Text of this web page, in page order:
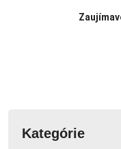
Kategórie